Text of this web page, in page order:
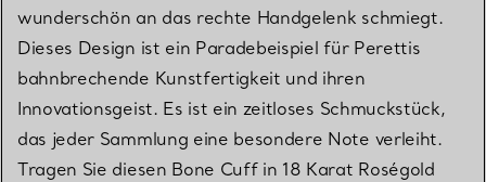
wunderschön an das rechte Handgelenk schmiegt.
Dieses Design ist ein Paradebeispiel für Perettis
bahnbrechende Kunstfertigkeit und ihren
Innovationsgeist. Es ist ein zeitloses Schmuckstück,
das jeder Sammlung eine besondere Note verleiht.
Tragen Sie diesen Bone Cuff in 18 Karat Roségold